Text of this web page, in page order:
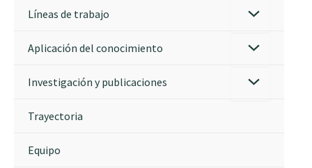
Líneas de trabajo
Aplicación del conocimiento
Investigación y publicaciones
Trayectoria
Equipo